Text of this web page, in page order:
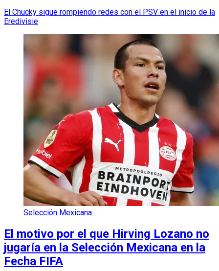
El Chucky sigue rompiendo redes con el PSV en el inicio de la
Eredivisie
Selección Mexicana
El motivo por el que Hirving Lozano no
jugaría en la Selección Mexicana en la
Fecha FIFA